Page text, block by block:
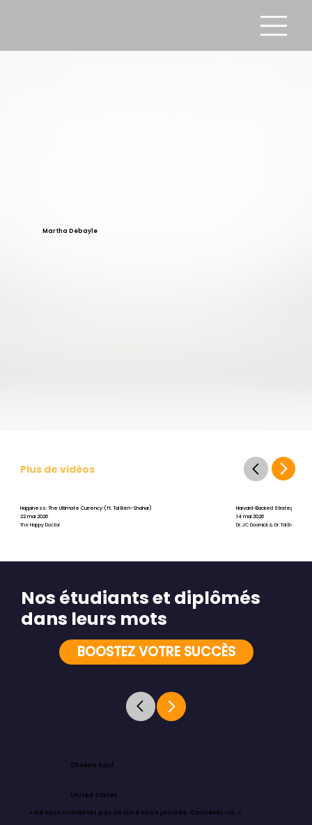
Martha Debayle
Plus de vidéos
Happiness: The Ultimate Currency (ft. Tal Ben-Shahar)
22 mai 2026
The Happy Doctor
Harvard-Backed Strategies for
14 mai 2026
Dr. JC Doornick & Dr. Tal Ben-
BOOSTEZ VOTRE SUCCÈS
Nos étudiants et diplômés
dans leurs mots
Cheena Kaul
United States
« Ne vous contentez pas de vivre votre journée. Concevez-la. »